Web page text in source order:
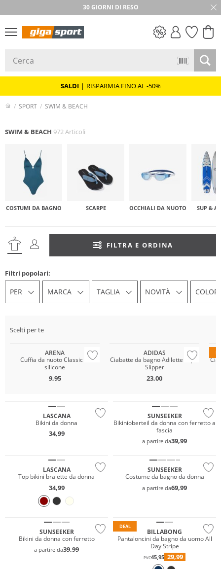
★★★★★ 4,8 / 5,0 STELLE
30 GIORNI DI RESO
SALDI | RISPARMIA FINO AL -50%
SPORT SWIM & BEACH
SWIM & BEACH 972 Articoli
COSTUMI DA BAGNO SCARPE OCCHIALI DA NUOTO SUP &
FILTRA E ORDINA
Filtri popolari:
PER MARCA TAGLIA NOVITÀ
Scelti per te
ARENA
Cuffia da nuoto Classic in
silicone
9,95
ADIDAS
Ciabatte da bagno Adilette Aqua
Slipper
23,00
LASCANA
Bikini da donna
34,99
SUNSEEKER
Bikinioberteil da donna con ferretto a
fascia
a partire da39,99
LASCANA
Top bikini bralette da donna
34,99
SUNSEEKER
Costume da bagno da donna
a partire da69,99
SUNSEEKER
Bikini da donna con ferretto
a partire da39,99
DEAL
BILLABONG
Pantaloncini da bagno da uomo All
Day Stripe
PVC45,95 29,99